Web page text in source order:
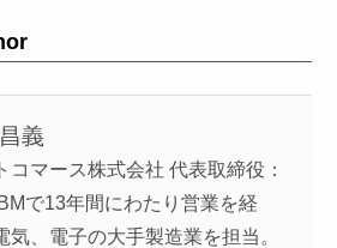
義
コマース株式会社 代表取締役：
で13年間にわたり営業を経
気、電子の大手製造業を担当。